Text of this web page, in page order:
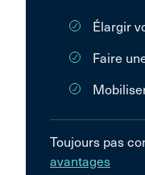
Élargir
Faire
Toujours pas
avantages